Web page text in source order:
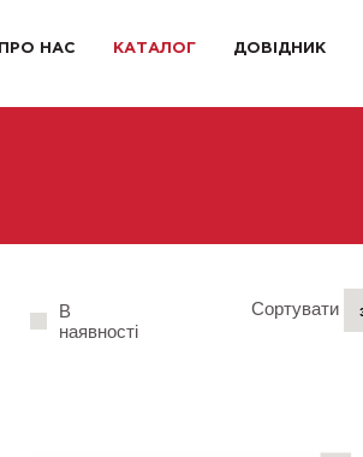
ПРО НАС КАТАЛОГ ДОВІДНИК
В
наявності
Сортувати